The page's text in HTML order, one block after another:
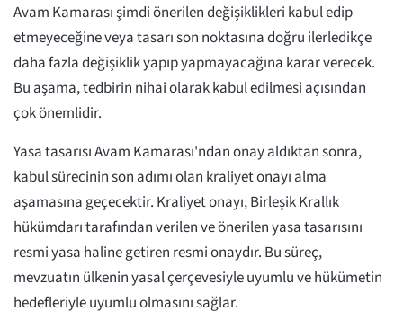
Avam Kamarası şimdi önerilen değişiklikleri kabul edip
etmeyeceğine veya tasarı son noktasına doğru ilerledikçe
daha fazla değişiklik yapıp yapmayacağına karar verecek.
Bu aşama, tedbirin nihai olarak kabul edilmesi açısından
çok önemlidir.
Yasa tasarısı Avam Kamarası'ndan onay aldıktan sonra,
kabul sürecinin son adımı olan kraliyet onayı alma
aşamasına geçecektir. Kraliyet onayı, Birleşik Krallık
hükümdarı tarafından verilen ve önerilen yasa tasarısını
resmi yasa haline getiren resmi onaydır. Bu süreç,
mevzuatın ülkenin yasal çerçevesiyle uyumlu ve hükümetin
hedefleriyle uyumlu olmasını sağlar.